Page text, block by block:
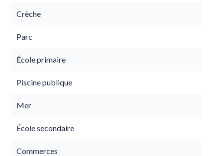
Crèche
Parc
École primaire
Piscine publique
Mer
École secondaire
Commerces